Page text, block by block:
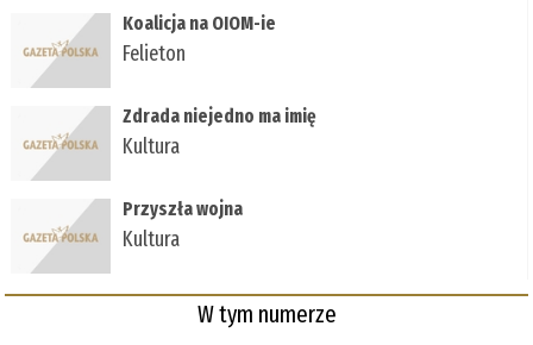
Koalicja na OIOM-ie
Felieton
Zdrada niejedno ma imię
Kultura
Przyszła wojna
Kultura
W tym numerze